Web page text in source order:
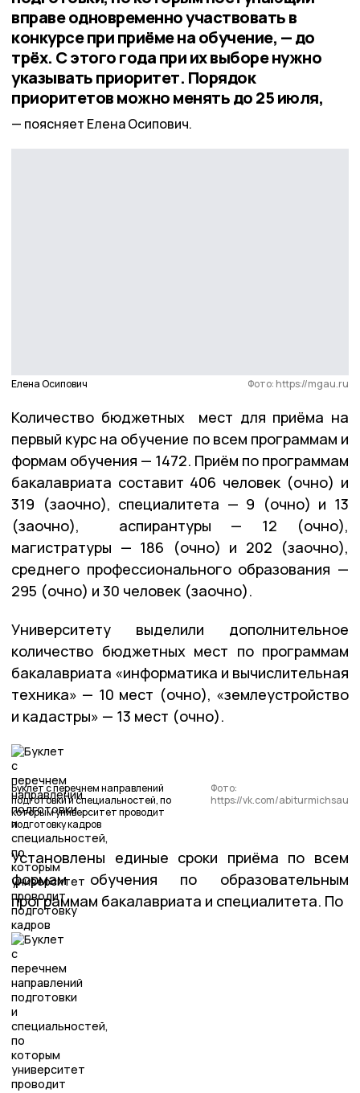
вправе одновременно участвовать в
конкурсе при приёме на обучение, — до
трёх. С этого года при их выборе нужно
указывать приоритет. Порядок
приоритетов можно менять до 25 июля,
поясняет Елена Осипович.
Елена Осипович Фото: https://mgau.ru
Количество бюджетных мест для приёма на
первый курс на обучение по всем программам и
формам обучения — 1472. Приём по программам
бакалавриата составит 406 человек (очно) и
319 (заочно), специалитета — 9 (очно) и 13
(заочно), аспирантуры — 12 (очно),
магистратуры — 186 (очно) и 202 (заочно),
среднего профессионального образования —
295 (очно) и 30 человек (заочно).
Университету выделили дополнительное
количество бюджетных мест по программам
бакалавриата «информатика и вычислительная
техника» — 10 мест (очно), «землеустройство
и кадастры» — 13 мест (очно).
Буклет с перечнем направлений
подготовки и специальностей, по
которым университет проводит
подготовку кадров
Фото:
https://vk.com/abiturmichsau
Установлены единые сроки приёма по всем
формам обучения по образовательным
программам бакалавриата и специалитета. По